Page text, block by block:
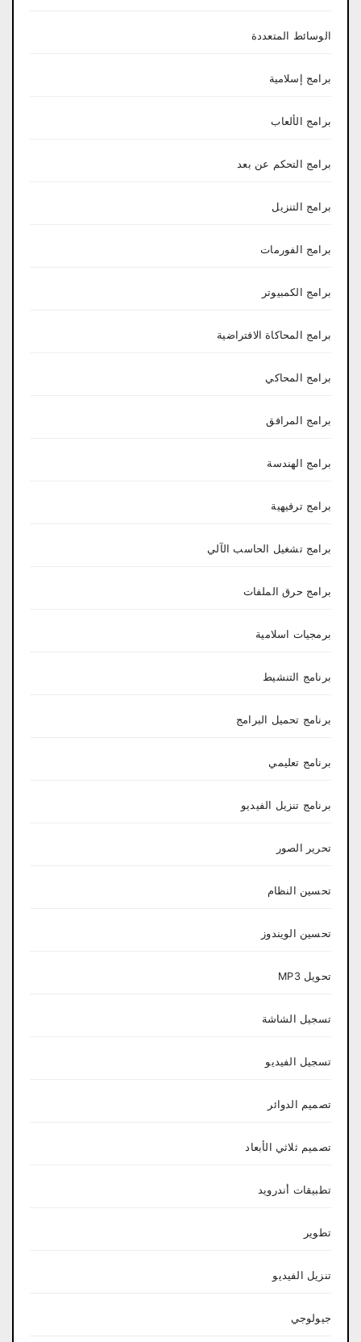
الوسائط المتعددة
برامج إسلامية
برامج الألعاب
برامج التحكم عن بعد
برامج التنزيل
برامج الفورمات
برامج الكمبيوتر
برامج المحاكاة الافتراضية
برامج المحاكي
برامج المرافق
برامج الهندسة
برامج ترفيهية
برامج تشغيل الحاسب الآلي
برامج حرق الملفات
برمجيات اسلامية
برنامج التنشيط
برنامج تحميل البرامج
برنامج تعليمي
برنامج تنزيل الفيديو
تحرير الصور
تحسين النظام
تحسين الويندوز
تحويل MP3
تسجيل الشاشة
تسجيل الفيديو
تصميم الدوائر
تصميم ثلاثي الأبعاد
تطبيقات أندرويد
تطوير
تنزيل الفيديو
جيولوجي